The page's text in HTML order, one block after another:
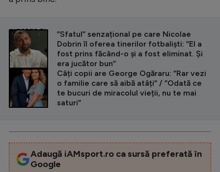
CITEȘTE ȘI
”Sfatul” senzațional pe care Nicolae
Dobrin îl oferea tinerilor fotbaliști: ”El a
fost prins făcând-o și a fost eliminat. Și
era jucător bun”
Câți copii are George Ogăraru: ”Rar vezi
o familie care să aibă atâți” / ”Odată ce
te bucuri de miracolul vieții, nu te mai
saturi”
Adaugă iAMsport.ro ca sursă preferată în
Google